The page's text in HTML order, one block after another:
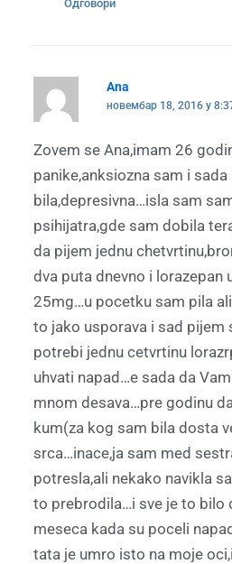
Одговори
Ana
новембар 18, 2016 у
Zovem se Ana,imam 26
panike,anksiozna sam i
bila,depresivna…isla sam
psihijatra,gde sam dobila
da pijem jednu
dva puta dnevno i lorazepan
25mg…u pocetku sam pila
to jako usporava i sad pijem
potrebi jednu cetvrtinu
uhvati napad…e sada da
mnom desava…pre godinu
kum(za kog sam bila dosta
srca…inace,ja sam med
potresla,ali nekako navikla
to prebrodila…i sve je to bilo
meseca kada su poceli
tata je umro isto na moje